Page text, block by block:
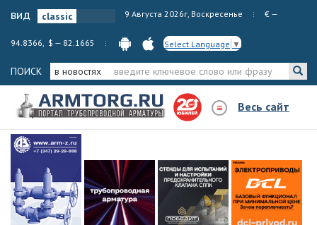
вид 9 Августа 2026г, Воскресенье € —
94.8366, $ — 82.1665 Select Language ▼
ПОИСК в новостях
Весь сайт